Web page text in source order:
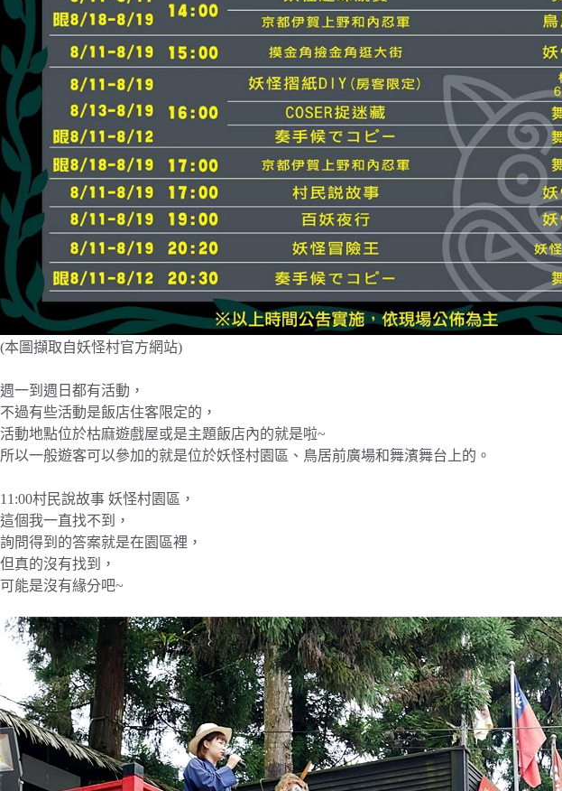
(本圖擷取自妖怪村官方網站)
週一到週日都有活動，
不過有些活動是飯店住客限定的，
活動地點位於枯麻遊戲屋或是主題飯店內的就是啦~
所以一般遊客可以參加的就是位於妖怪村園區、鳥居前廣場和舞濱舞台上的。
11:00村民說故事 妖怪村園區，
這個我一直找不到，
詢問得到的答案就是在園區裡，
但真的沒有找到，
可能是沒有緣分吧~